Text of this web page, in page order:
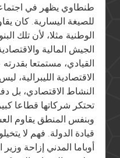
طنطاوي يظهر في
للصيغة اليسارية. كان
الوطنية مثلا، لأن تلك
الجيش المالية
القيادي، مستمتعا
الاقتصادية الليبرالية،
النشاط الاقتصادي، بل
تحتكر شركاتها قطاعا
وبنفس المنطق يقاوم
قيادة الدولة. فهم لا
أوباما المدني إزاحة